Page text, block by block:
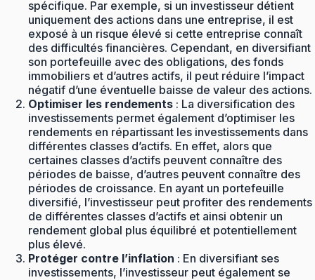
spécifique. Par exemple, si un investisseur détient
uniquement des actions dans une entreprise, il est
exposé à un risque élevé si cette entreprise connaît
des difficultés financières. Cependant, en diversifiant
son portefeuille avec des obligations, des fonds
immobiliers et d’autres actifs, il peut réduire l’impact
négatif d’une éventuelle baisse de valeur des actions.
Optimiser les rendements : La diversification des
investissements permet également d’optimiser les
rendements en répartissant les investissements dans
différentes classes d’actifs. En effet, alors que
certaines classes d’actifs peuvent connaître des
périodes de baisse, d’autres peuvent connaître des
périodes de croissance. En ayant un portefeuille
diversifié, l’investisseur peut profiter des rendements
de différentes classes d’actifs et ainsi obtenir un
rendement global plus équilibré et potentiellement
plus élevé.
Protéger contre l’inflation : En diversifiant ses
investissements, l’investisseur peut également se